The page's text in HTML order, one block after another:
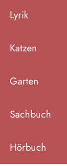
Lyrik
Katzen
Garten
Sachbuch
Hörbuch